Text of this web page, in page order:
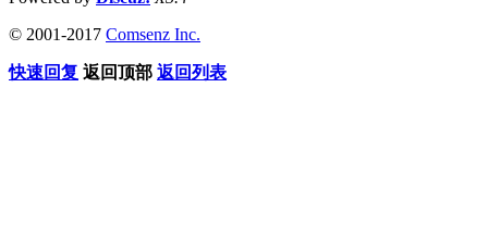
© 2001-2017 Comsenz Inc.
快速回复 返回顶部 返回列表